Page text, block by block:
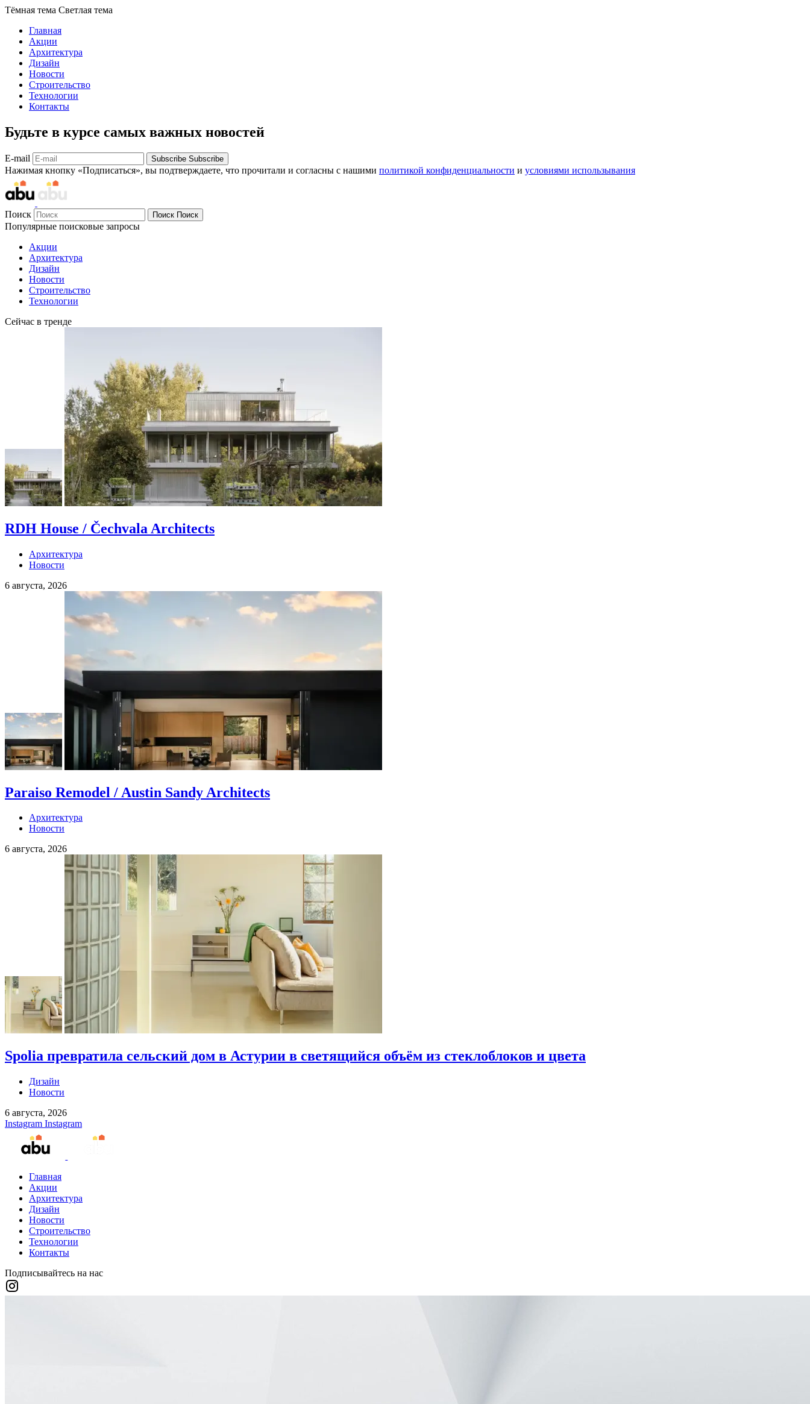
Тёмная тема Светлая тема
Главная
Акции
Архитектура
Дизайн
Новости
Строительство
Технологии
Контакты
Будьте в курсе самых важных новостей
E-mail Subscribe Subscribe
Нажимая кнопку «Подписаться», вы подтверждаете, что прочитали и согласны с нашими политикой конфиденциальности и условиями использывания
Поиск Поиск Поиск
Популярные поисковые запросы
Акции
Архитектура
Дизайн
Новости
Строительство
Технологии
Сейчас в тренде
RDH House / Čechvala Architects
Архитектура
Новости
6 августа, 2026
Paraiso Remodel / Austin Sandy Architects
Архитектура
Новости
6 августа, 2026
Spolia превратила сельский дом в Астурии в светящийся объём из стеклоблоков и цвета
Дизайн
Новости
6 августа, 2026
Instagram Instagram
Главная
Акции
Архитектура
Дизайн
Новости
Строительство
Технологии
Контакты
Подписывайтесь на нас